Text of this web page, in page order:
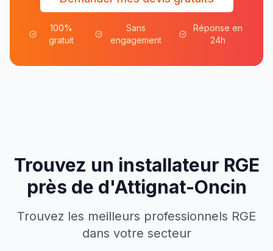
100%
gratuit
Sans
engagement
Réponse en
24h
Trouvez un installateur RGE
près de d'Attignat-Oncin
Trouvez les meilleurs professionnels RGE
dans votre secteur